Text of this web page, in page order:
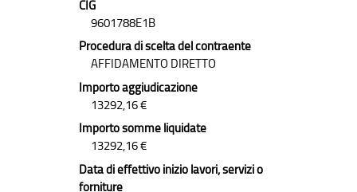
CIG
9601788E1B
Procedura di scelta del contraente
AFFIDAMENTO DIRETTO
Importo aggiudicazione
13292,16 €
Importo somme liquidate
13292,16 €
Data di effettivo inizio lavori, servizi o
forniture